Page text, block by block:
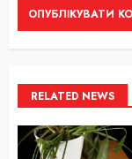
RELATED NEWS